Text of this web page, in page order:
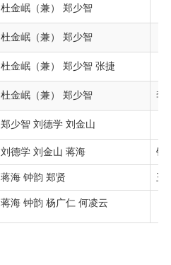
杜金岷（兼） 郑少智
杜金岷（兼） 郑少智
杜金岷（兼） 郑少智 张捷
杜金岷（兼） 郑少智 李
郑少智 刘德学 刘金山
刘德学 刘金山 蒋海 钟
蒋海钟韵 郑贤 王
蒋海 钟韵 杨广仁 何凌云